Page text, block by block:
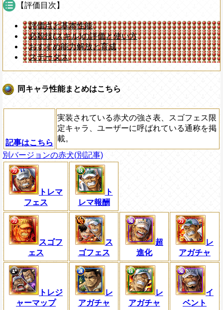
【評価目次】
評価点と基本性能
必殺技(スキル)の評価と使い方
おすすめ能力解放と育成
ステータス
同キャラ性能まとめはこちら
記事はこちら
実装されている赤犬の強さ表、スゴフェス限
定キャラ、ユーザーに呼ばれている通称を掲
載。
別バージョンの赤犬(別記事)
トレマ
フェス
ト
レマ報酬
スゴフ
ェス
ス
ゴフェス
超
進化
レ
アガチャ
トレジ
ャーマップ
レ
アガチャ
レ
アガチャ
イ
ベント